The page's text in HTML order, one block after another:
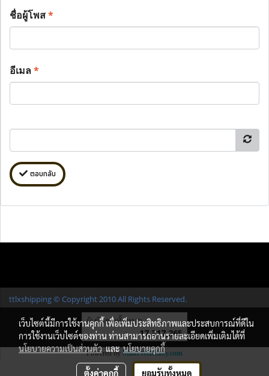
ชื่อผู้โพส*
อีเมล*
ตอบกลับ
ttlxshipping © Copyright 2010 All Rights Reserved.
ผู้เข้าชมทั้งหมด
17,317,265
Powered by MakeWebEasy.com
เว็บไซต์นี้มีการใช้งานคุกกี้ เพื่อเพิ่มประสิทธิภาพและประสบการณ์ที่ดีใน
การใช้งานเว็บไซต์ของท่าน ท่านสามารถอ่านรายละเอียดเพิ่มเติมได้ที่
นโยบายความเป็นส่วนตัวและนโยบายคุกกี้
ตั้งค่าคุกกี้ ยอมรับทั้งหมด